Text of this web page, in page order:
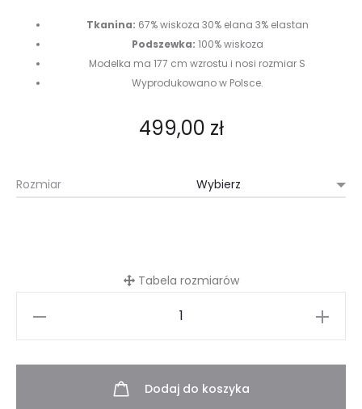
Tkanina: 67% wiskoza 30% elana 3% elastan
Podszewka: 100% wiskoza
Modelka ma 177 cm wzrostu i nosi rozmiar S
Wyprodukowano w Polsce.
499,00 zł
Rozmiar
Tabela rozmiarów
Dodaj do koszyka